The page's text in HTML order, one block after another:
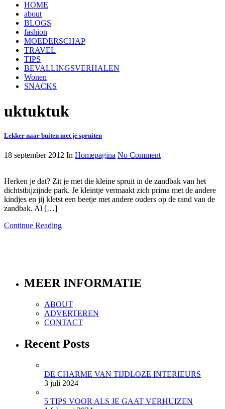
HOME
about
BLOGS
fashion
MOEDERSCHAP
TRAVEL
TIPS
BEVALLINGSVERHALEN
Wonen
SNACKS
uktuktuk
Lekker naar buiten met je spruiten
18 september 2012 In Homepagina No Comment
Herken je dat? Zit je met die kleine spruit in de zandbak van het
dichtstbijzijnde park. Je kleintje vermaakt zich prima met de andere
kindjes en jij kletst een beetje met andere ouders op de rand van de
zandbak. Al […]
Continue Reading
MEER INFORMATIE
ABOUT
ADVERTEREN
CONTACT
Recent Posts
DE CHARME VAN TIJDLOZE INTERIEURS
3 juli 2024
5 TIPS VOOR ALS JE GAAT VERHUIZEN